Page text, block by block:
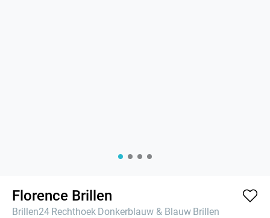
Florence Brillen
Brillen24 Rechthoek Donkerblauw & Blauw Brillen